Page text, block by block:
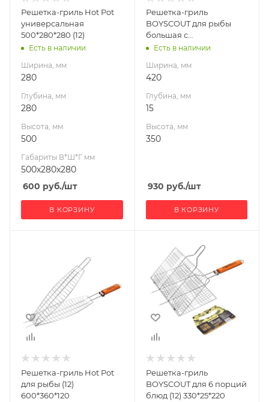
Решетка-гриль Hot Pot
универсальная
500*280*280 (12)
Есть в наличии
Ширина, мм
280
Глубина, мм
280
Высота, мм
500
Габариты В*Ш*Г мм
500x280x280
600 руб./шт
В КОРЗИНУ
Решетка-гриль
BOYSCOUT для рыбы
большая с
антипригарным
420*15*350
Есть в наличии
Ширина, мм
420
Глубина, мм
15
Высота, мм
350
930 руб./шт
В КОРЗИНУ
Глубина, мм
Высота, мм
120
Решетка-гриль Hot Pot
для рыбы (12)
600*360*120
Ширина, мм
Глубина, мм
25
Высота, мм
220
Решетка-гриль
BOYSCOUT для 6 порций
блюд (12) 330*25*220